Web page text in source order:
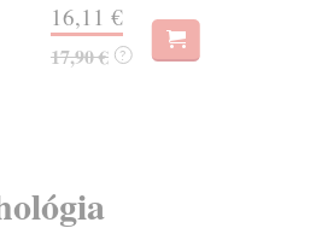
16,11 €
17,90 € ?